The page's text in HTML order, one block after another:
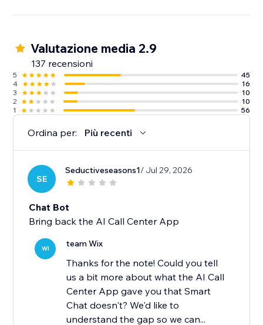
Valutazione media 2.9
137 recensioni
5
45
4
16
3
10
2
10
1
56
Ordina per: Più recenti
SE
Seductiveseasons1/ Jul 29, 2026
Chat Bot
Bring back the AI Call Center App
WI team Wix
Thanks for the note! Could you tell
us a bit more about what the AI Call
Center App gave you that Smart
Chat doesn't? We'd like to
understand the gap so we can...